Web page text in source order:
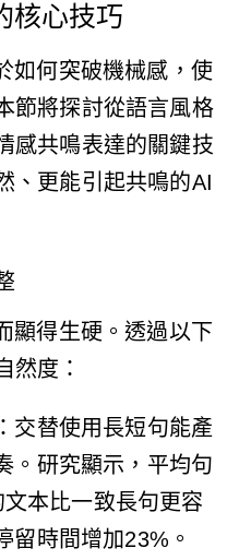
核心技巧
如何突破機械感，使
節將探討從語言風格
感共鳴表達的關鍵技
、更能引起共鳴的AI
顯得生硬。透過以下
然度：
交替使用長短句能產
。研究顯示，平均句
本比一致長句更容
留時間增加23%。